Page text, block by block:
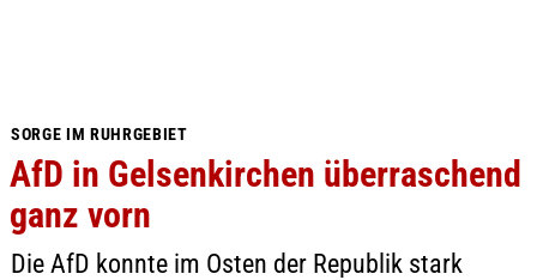
SORGE IM RUHRGEBIET
AfD in Gelsenkirchen überraschend
ganz vorn
Die AfD konnte im Osten der Republik stark